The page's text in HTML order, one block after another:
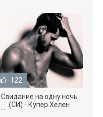
122
Свидание на одну ночь
(СИ) - Купер Хелен
(бесплатные серии книг